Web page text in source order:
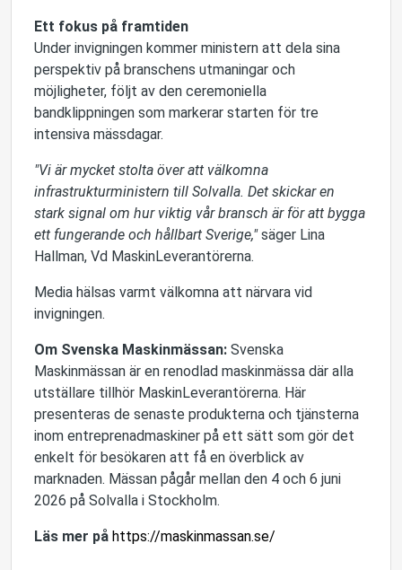
Ett fokus på framtiden
Under invigningen kommer ministern att dela sina
perspektiv på branschens utmaningar och
möjligheter, följt av den ceremoniella
bandklippningen som markerar starten för tre
intensiva mässdagar.
"Vi är mycket stolta över att välkomna
infrastrukturministern till Solvalla. Det skickar en
stark signal om hur viktig vår bransch är för att bygga
ett fungerande och hållbart Sverige,"säger Lina
Hallman, Vd MaskinLeverantörerna.
Media hälsas varmt välkomna att närvara vid
invigningen.
Om Svenska Maskinmässan: Svenska
Maskinmässan är en renodlad maskinmässa där alla
utställare tillhör MaskinLeverantörerna. Här
presenteras de senaste produkterna och tjänsterna
inom entreprenadmaskiner på ett sätt som gör det
enkelt för besökaren att få en överblick av
marknaden. Mässan pågår mellan den 4 och 6 juni
2026 på Solvalla i Stockholm.
Läs mer på https://maskinmassan.se/